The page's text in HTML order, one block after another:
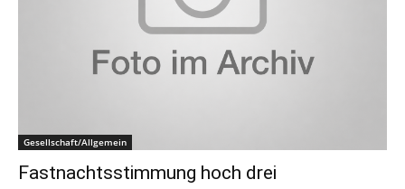
Gesellschaft/Allgemein
Fastnachtsstimmung hoch drei